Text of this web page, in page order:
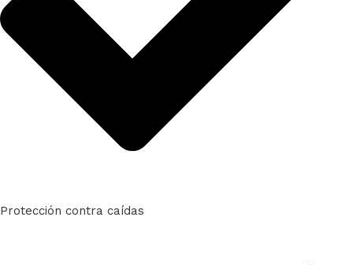
Protección contra caídas